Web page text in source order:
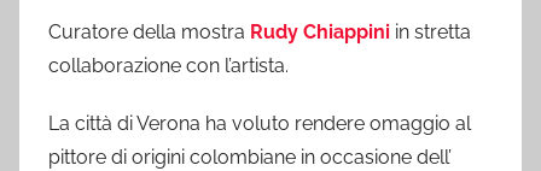
Curatore della mostra Rudy Chiappini in stretta
collaborazione con l’artista.
La città di Verona ha voluto rendere omaggio al
pittore di origini colombiane in occasione dell’